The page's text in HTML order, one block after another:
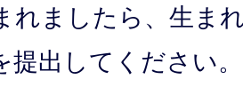
れましたら、生ま
提出してください。